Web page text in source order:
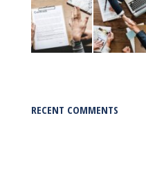
RECENT COMMENTS